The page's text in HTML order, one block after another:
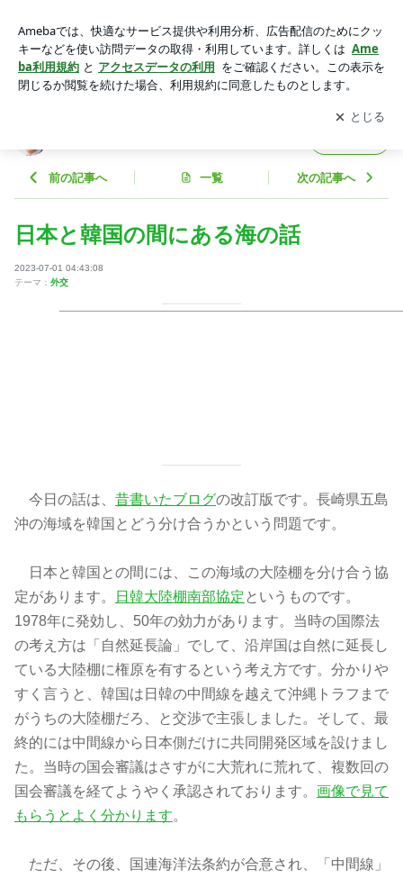
ブログ
アプリをダウンロードして ブログの更新通知
を受け取りまし
ょう。
開く
前の記事へ 一覧 次の記事へ
日本と韓国の間にある海の話
2023-07-01 04:43:08
テーマ： 外交
今日の話は、 昔書いたブログの改訂版です。長崎県五島
沖の海域を韓国とどう分け合うかという問題です。
日本と韓国との間には、この海域の大陸棚を分け合う協
定があります。
日韓大陸棚南部協定 というものです。
1978年に発効し、50年の効力があります。当時の国際法
の考え方は「自然延長論」でして、沿岸国は自然に延長し
ている大陸棚に権原を有するという考え方です。分かりや
すく言うと、韓国は日韓の中間線を越えて沖縄トラフまで
がうちの大陸棚だろ、と交渉で主張しました。そして、最
終的には中間線から日本側だけに共同開発区域を設けまし
た。当時の国会審議はさすがに大荒れに荒れて、複数回の
国会審議を経てようやく承認されております。 画像で見て
もらうとよく分かります。
ただ、その後、国連海洋法条約が合意され、「中間線」